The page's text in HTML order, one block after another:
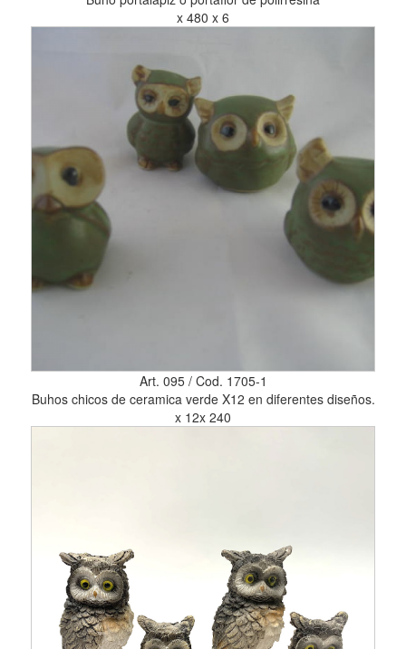
x 480 x 6
Art. 095 / Cod. 1705-1
Buhos chicos de ceramica verde X12 en diferentes diseños.
x 12x 240